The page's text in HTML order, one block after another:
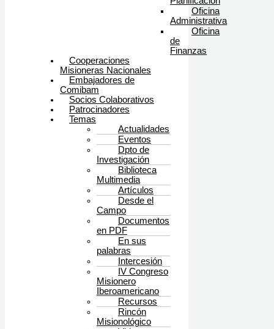
Oficina
Administrativa
Oficina
de
Finanzas
Cooperaciones
Misioneras Nacionales
Embajadores de
Comibam
Socios Colaborativos
Patrocinadores
Temas
Actualidades
Eventos
Dpto de
Investigación
Biblioteca
Multimedia
Artículos
Desde el
Campo
Documentos
en PDF
En sus
palabras
Intercesión
IV Congreso
Misionero
Iberoamericano
Recursos
Rincón
Misionológico